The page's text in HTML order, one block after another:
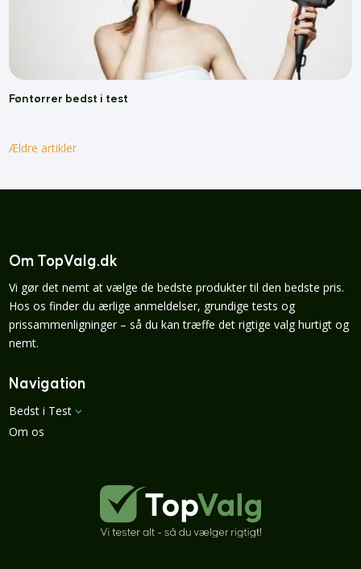
Føntørrer bedst i test
Ældre artikler
Om TopValg.dk
Vi gør det nemt at vælge de bedste produkter til den bedste pris.
Hos os finder du ærlige anmeldelser, grundige tests og
prissammenligninger – så du kan træffe det rigtige valg hurtigt og
nemt.
Navigation
Bedst i Test 3
Om os